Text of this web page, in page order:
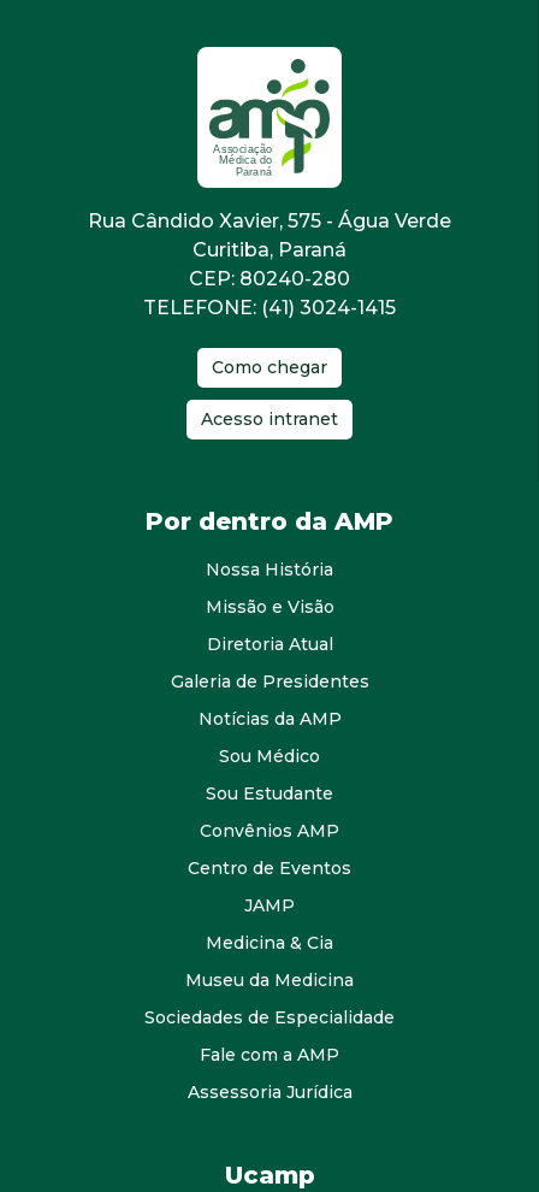
Rua Cândido Xavier, 575 - Água Verde
Curitiba, Paraná
CEP: 80240-280
TELEFONE: (41) 3024-1415
Como chegar
Acesso intranet
Por dentro da AMP
Nossa História
Missão e Visão
Diretoria Atual
Galeria de Presidentes
Notícias da AMP
Sou Médico
Sou Estudante
Convênios AMP
Centro de Eventos
JAMP
Medicina & Cia
Museu da Medicina
Sociedades de Especialidade
Fale com a AMP
Assessoria Jurídica
Ucamp